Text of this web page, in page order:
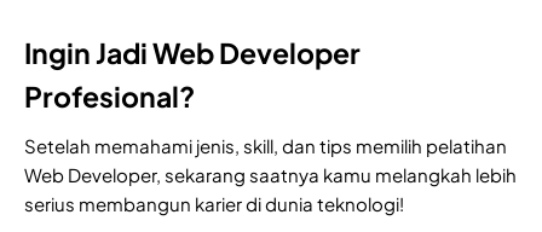
Ingin Jadi Web Developer
Profesional?
Setelah memahami jenis, skill, dan tips memilih pelatihan
Web Developer, sekarang saatnya kamu melangkah lebih
serius membangun karier di dunia teknologi!